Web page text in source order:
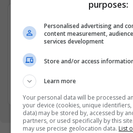
Viva Fresh Store
Kamenicë
31 Korrik 2026
purposes:
Personalised advertising and
content measurement,
services development
Store and/or access
Learn more
Your personal data will be processed
your device (cookies, unique
data) may be stored by, accessed by
partners, or used specifically by this
may use precise geolocation data. List